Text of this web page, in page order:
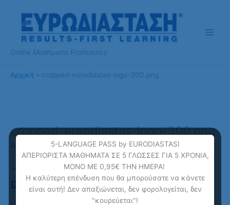
περιεχόμενο
Online Μαθήματα Proficiency
Αρχική cropped-eurodiastas-logo-300.png
cropped-eurodiastas-logo-300.png
ponline/26 Απριλίου 2021
5-LANGUAGE PASS by EURODIASTASI
ΑΠΕΡΙΟΡΙΣΤΑ ΜΑΘΗΜΑΤΑ ΣΕ 5 ΓΛΩΣΣΕΣ ΓΙΑ 5 ΧΡΟΝΙΑ,
ΜΟΝΟ ΜΕ 0,95€ ΤΗΝ ΗΜΕΡΑ!
Η καλύτερη επένδυση που θα μπορούσατε να κάνετε
είναι αυτή! Δεν απαξιώνεται, δεν φορολογείται, δεν
"κουρεύεται"!